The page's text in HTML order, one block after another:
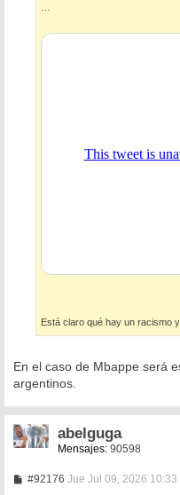
Está claro qué hay un racismo y
En el caso de Mbappe será
argentinos.
abelguga
Mensajes: 90598
#92176MJue Jul 09, 2026 10:33